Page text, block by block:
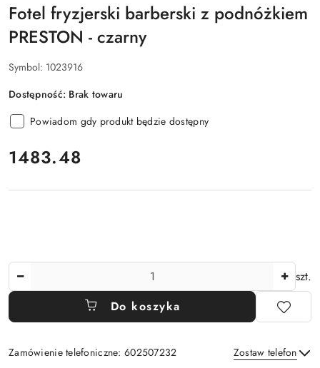
Fotel fryzjerski barberski z podnóżkiem
PRESTON - czarny
Symbol: 1023916
Dostępność: Brak towaru
Powiadom gdy produkt będzie dostępny
cena:
1483.48
szt.
Do koszyka
Zamówienie telefoniczne: 602507232 Zostaw telefon